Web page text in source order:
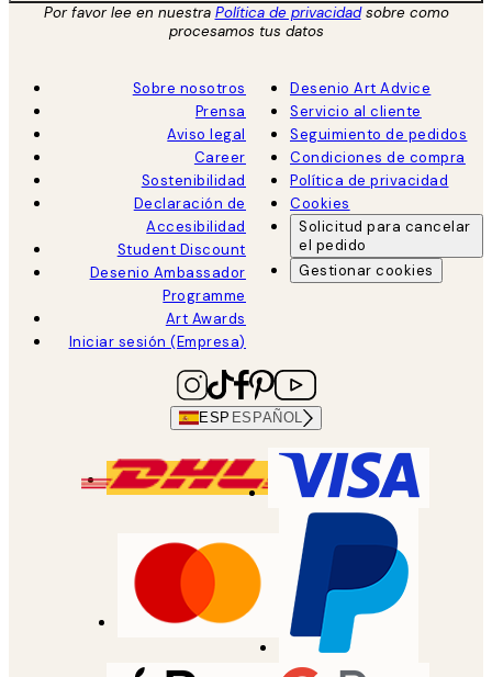
Por favor lee en nuestra Política de privacidadsobre como
procesamos tus datos
Sobre nosotros
Prensa
Aviso legal
Career
Sostenibilidad
Declaración de
Accesibilidad
Student Discount
Desenio Ambassador
Programme
Art Awards
Iniciar sesión (Empresa)
Desenio Art Advice
Servicio al cliente
Seguimiento de pedidos
Condiciones de compra
Política de privacidad
Cookies
Solicitud para cancelar
el pedido
Gestionar cookies
ESP ESPAÑOL